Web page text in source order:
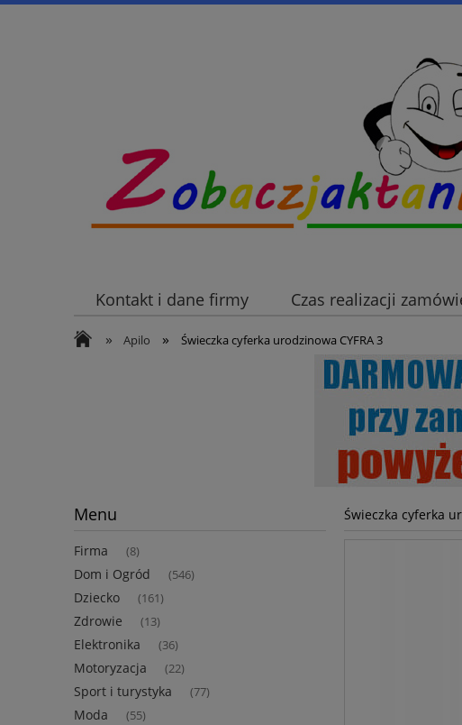
Kontakt i dane firmy Czas realizacji
» Apilo » Świeczka cyferka urodzinowa CYFRA 3
Menu
Firma (8)
Dom i Ogród (546)
Dziecko (161)
Zdrowie (13)
Elektronika (36)
Motoryzacja (22)
Sport i turystyka (77)
Moda (55)
Świeczka cyferka